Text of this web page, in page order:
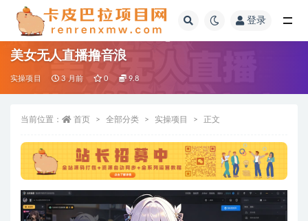
登录
美女无人直播撸音浪
实操项目 3 月前 0 9.8
当前位置： 首页 全部分类 实操项目 正文
全部